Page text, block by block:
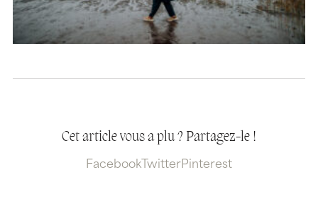
Cet article vous a plu ? Partagez-le !
Facebook TwitterPinterest